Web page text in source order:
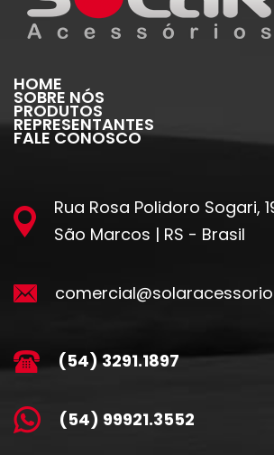
HOME
SOBRE NÓS
PRODUTOS
REPRESENTANTES
FALE CONOSCO
Rua Rosa Polidoro Sogari,
São Marcos | RS - Brasil
(54) 3291.1897
(54) 99921.3552